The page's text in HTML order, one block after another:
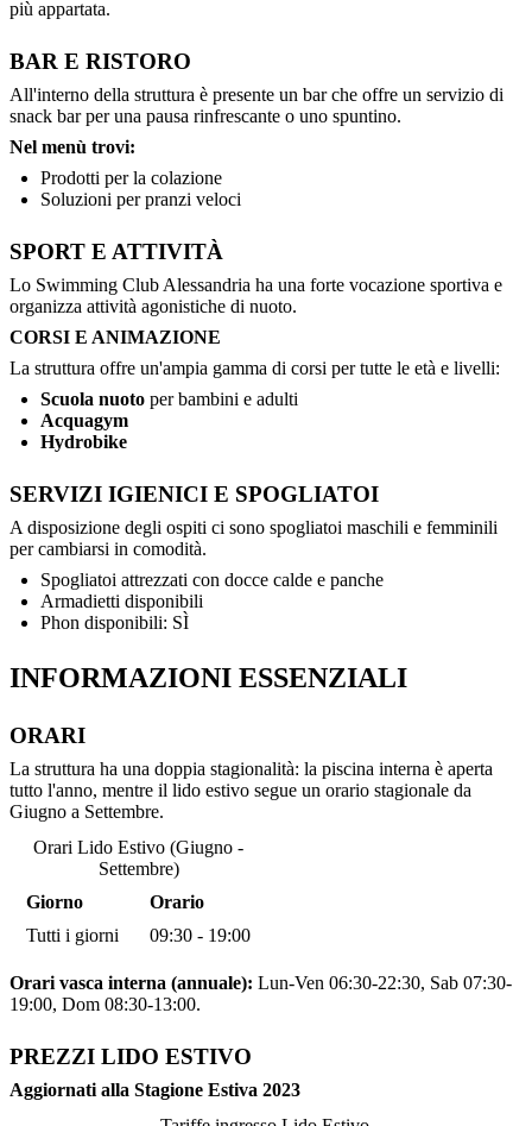
più appartata.
BAR E RISTORO
All'interno della struttura è presente un bar che offre un servizio di
snack bar per una pausa rinfrescante o uno spuntino.
Nel menù trovi:
Prodotti per la colazione
Soluzioni per pranzi veloci
SPORT E ATTIVITÀ
Lo Swimming Club Alessandria ha una forte vocazione sportiva e
organizza attività agonistiche di nuoto.
CORSI E ANIMAZIONE
La struttura offre un'ampia gamma di corsi per tutte le età e livelli:
Scuola nuoto per bambini e adulti
Acquagym
Hydrobike
SERVIZI IGIENICI E SPOGLIATOI
A disposizione degli ospiti ci sono spogliatoi maschili e femminili
per cambiarsi in comodità.
Spogliatoi attrezzati con docce calde e panche
Armadietti disponibili
Phon disponibili: SÌ
INFORMAZIONI ESSENZIALI
ORARI
La struttura ha una doppia stagionalità: la piscina interna è aperta
tutto l'anno, mentre il lido estivo segue un orario stagionale da
Giugno a Settembre.
Orari Lido Estivo (Giugno -
Settembre)
Giorno
Orario
Tutti i giorni
09:30 - 19:00
Orari vasca interna (annuale): Lun-Ven 06:30-22:30, Sab 07:30-
19:00, Dom 08:30-13:00.
PREZZI LIDO ESTIVO
Aggiornati alla Stagione Estiva 2023